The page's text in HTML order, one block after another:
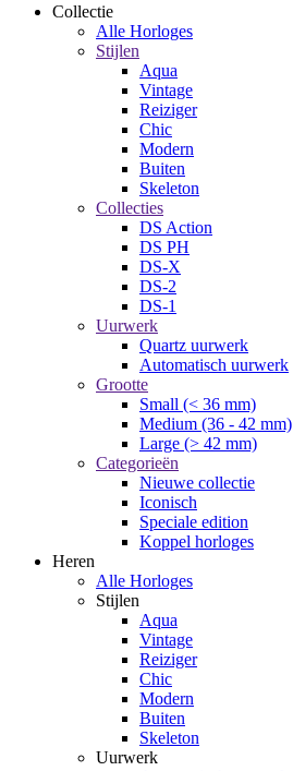
Collectie
Alle Horloges
Stijlen
Aqua
Vintage
Reiziger
Chic
Modern
Buiten
Skeleton
Collecties
DS Action
DS PH
DS-X
DS-2
DS-1
Uurwerk
Quartz uurwerk
Automatisch uurwerk
Grootte
Small (< 36 mm)
Medium (36 - 42 mm)
Large (> 42 mm)
Categorieën
Nieuwe collectie
Iconisch
Speciale edition
Koppel horloges
Heren
Alle Horloges
Stijlen
Aqua
Vintage
Reiziger
Chic
Modern
Buiten
Skeleton
Uurwerk